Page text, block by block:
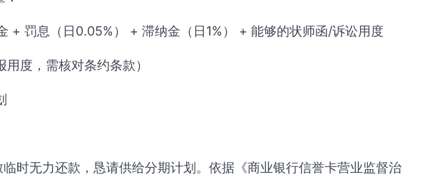
+ 罚息（日0.05%） + 滞纳金（日1%） + 能够的状师函/诉讼用度
用度，需核对条约条款）
时无力还款，恳请供给分期计划。依据《商业银行信誉卡营业监督治